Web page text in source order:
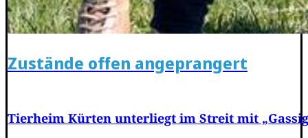
Zustände offen angeprangert
Tierheim Kürten unterliegt im Streit mit